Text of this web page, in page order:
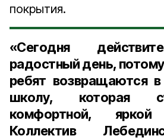
покрытия.
«Сегодня
радостный день,
ребят возвращаются
школу, которая
комфортной,
Коллектив